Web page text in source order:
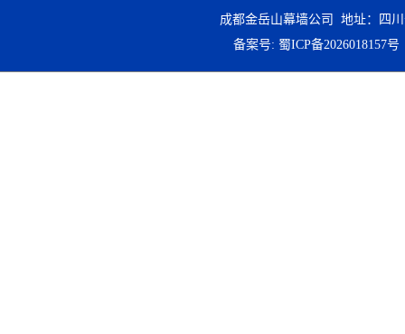
成都金岳山幕墙公司 地址：四
备案号: 蜀ICP备2026018157号